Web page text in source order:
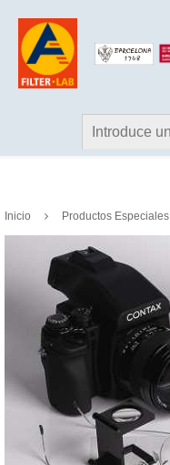
Inicio Productos Especiales